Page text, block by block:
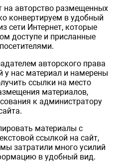
на авторство размещенных
конвертируем в удобный
сети Интернет, которые
доступе и присланные
авторского права
нас материал и намерены
ссылки на место
материалов,
к администратору
материалы с
ссылкой на сайт,
затратили много усилий
в удобный вид.